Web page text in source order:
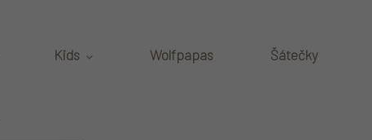
Kids Wolfpapas Šátečky